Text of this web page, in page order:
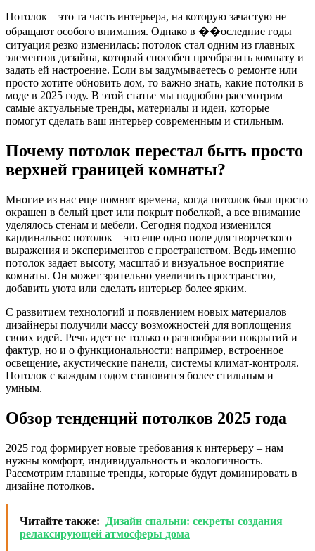
Потолок – это та часть интерьера, на которую зачастую не
обращают особого внимания. Однако в ��оследние годы
ситуация резко изменилась: потолок стал одним из главных
элементов дизайна, который способен преобразить комнату и
задать ей настроение. Если вы задумываетесь о ремонте или
просто хотите обновить дом, то важно знать, какие потолки в
моде в 2025 году. В этой статье мы подробно рассмотрим
самые актуальные тренды, материалы и идеи, которые
помогут сделать ваш интерьер современным и стильным.
Почему потолок перестал быть просто
верхней границей комнаты?
Многие из нас еще помнят времена, когда потолок был просто
окрашен в белый цвет или покрыт побелкой, а все внимание
уделялось стенам и мебели. Сегодня подход изменился
кардинально: потолок – это еще одно поле для творческого
выражения и экспериментов с пространством. Ведь именно
потолок задает высоту, масштаб и визуальное восприятие
комнаты. Он может зрительно увеличить пространство,
добавить уюта или сделать интерьер более ярким.
С развитием технологий и появлением новых материалов
дизайнеры получили массу возможностей для воплощения
своих идей. Речь идет не только о разнообразии покрытий и
фактур, но и о функциональности: например, встроенное
освещение, акустические панели, системы климат-контроля.
Потолок с каждым годом становится более стильным и
умным.
Обзор тенденций потолков 2025 года
2025 год формирует новые требования к интерьеру – нам
нужны комфорт, индивидуальность и экологичность.
Рассмотрим главные тренды, которые будут доминировать в
дизайне потолков.
Читайте также:
Дизайн спальни: секреты создания
релаксирующей атмосферы дома